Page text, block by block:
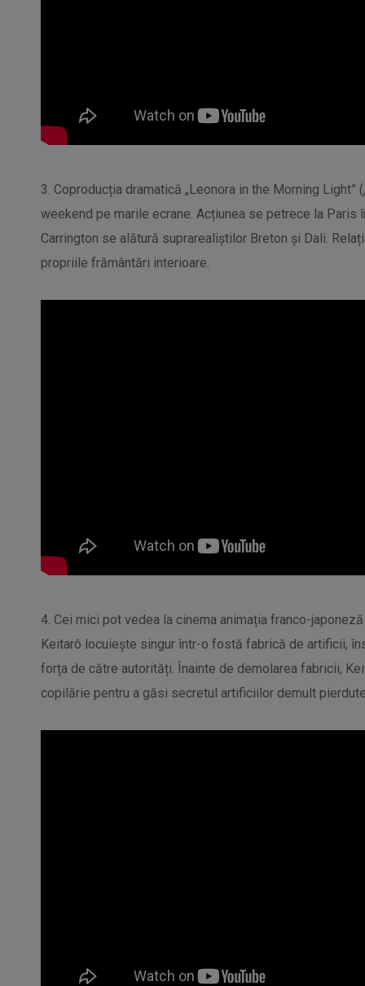
3. Coproducția dramatică „Leonora in the Morning
weekend pe marile ecrane. Acțiunea se petrece la Paris
Carrington se alătură suprarealiștilor Breton și Dali.
propriile frământări interioare.
4. Cei mici pot vedea la cinema animația franco-
Keitarô locuiește singur într-o fostă fabrică de artificii,
forța de către autorități. Înainte de demolarea fabricii,
copilărie pentru a găsi secretul artificiilor demult